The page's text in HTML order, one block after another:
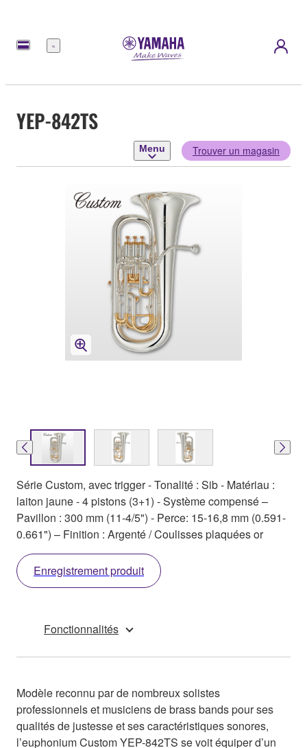
Menu
YEP-842TS
Menu Trouver un magasin
Série Custom, avec trigger - Tonalité : Sib - Matériau :
laiton jaune - 4 pistons (3+1) - Système compensé –
Pavillon : 300 mm (11-4/5") - Perce: 15-16,8 mm (0.591-
0.661") – Finition : Argenté / Coulisses plaquées or
Enregistrement produit
Fonctionnalités
Modèle reconnu par de nombreux solistes
professionnels et musiciens de brass bands pour ses
qualités de justesse et ses caractéristiques sonores,
l’euphonium Custom YEP-842TS se voit équiper d’un